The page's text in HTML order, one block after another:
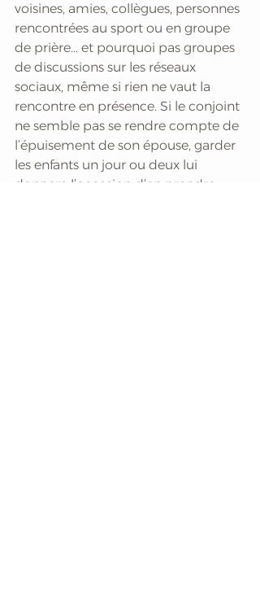
voisines, amies, collègues, personnes
rencontrées au sport ou en groupe
de prière... et pourquoi pas groupes
de discussions sur les réseaux
sociaux, même si rien ne vaut la
rencontre en présence. Si le conjoint
ne semble pas se rendre compte de
l’épuisement de son épouse, garder
les enfants un jour ou deux lui
donnera l’occasion d’en prendre